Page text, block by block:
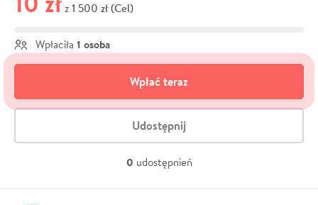
z 1 500 zł (Cel)
Wpłaciła 1 osoba
Wpłać teraz
Udostępnij
0 udostępnień